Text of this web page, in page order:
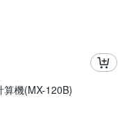
算機(MX-120B)